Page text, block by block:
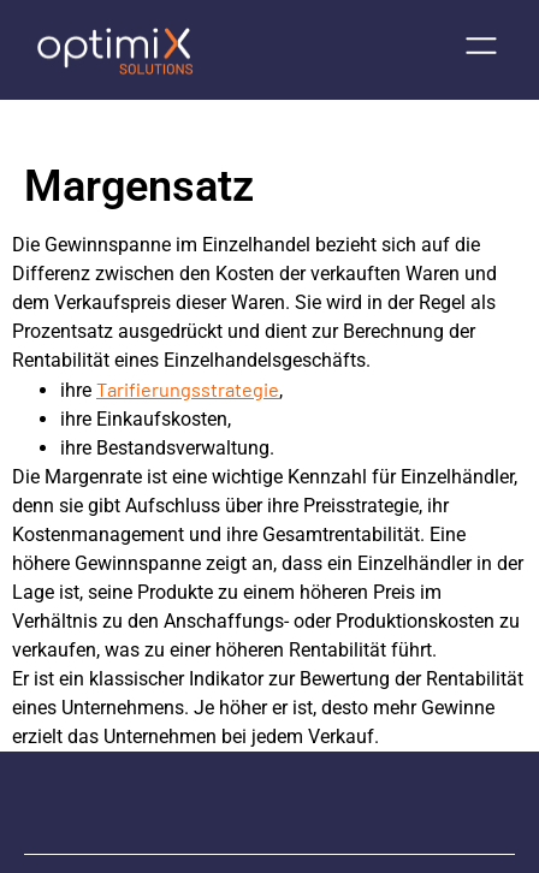
Margensatz
Die Gewinnspanne im Einzelhandel bezieht sich auf die
Differenz zwischen den Kosten der verkauften Waren und
dem Verkaufspreis dieser Waren. Sie wird in der Regel als
Prozentsatz ausgedrückt und dient zur Berechnung der
Rentabilität eines Einzelhandelsgeschäfts.
ihre Tarifierungsstrategie,
ihre Einkaufskosten,
ihre Bestandsverwaltung.
Die Margenrate ist eine wichtige Kennzahl für Einzelhändler,
denn sie gibt Aufschluss über ihre Preisstrategie, ihr
Kostenmanagement und ihre Gesamtrentabilität. Eine
höhere Gewinnspanne zeigt an, dass ein Einzelhändler in der
Lage ist, seine Produkte zu einem höheren Preis im
Verhältnis zu den Anschaffungs- oder Produktionskosten zu
verkaufen, was zu einer höheren Rentabilität führt.
Er ist ein klassischer Indikator zur Bewertung der Rentabilität
eines Unternehmens. Je höher er ist, desto mehr Gewinne
erzielt das Unternehmen bei jedem Verkauf.